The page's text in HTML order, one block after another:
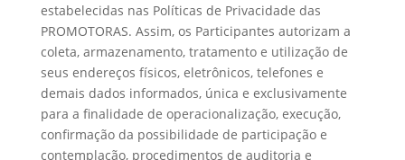
estabelecidas nas Políticas de Privacidade das
PROMOTORAS. Assim, os Participantes autorizam a
coleta, armazenamento, tratamento e utilização de
seus endereços físicos, eletrônicos, telefones e
demais dados informados, única e exclusivamente
para a finalidade de operacionalização, execução,
confirmação da possibilidade de participação e
contemplação, procedimentos de auditoria e